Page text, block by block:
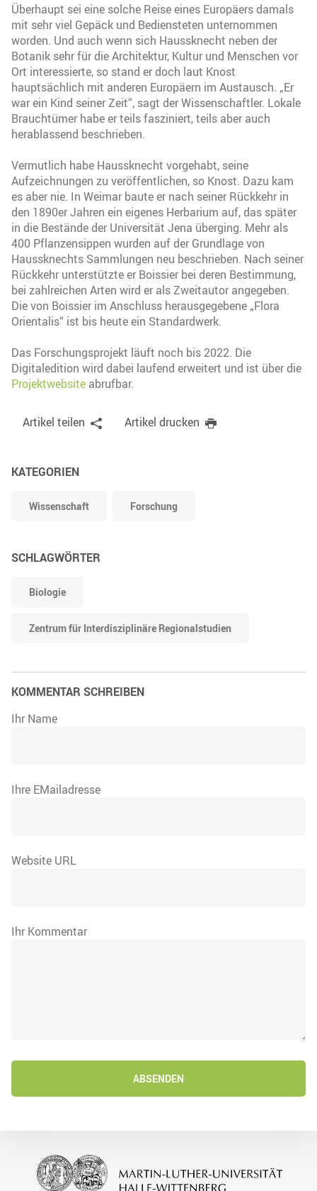
Überhaupt sei eine solche Reise eines Europäers damals
mit sehr viel Gepäck und Bediensteten unternommen
worden. Und auch wenn sich Haussknecht neben der
Botanik sehr für die Architektur, Kultur und Menschen vor
Ort interessierte, so stand er doch laut Knost
hauptsächlich mit anderen Europäern im Austausch. „Er
war ein Kind seiner Zeit“, sagt der Wissenschaftler. Lokale
Brauchtümer habe er teils fasziniert, teils aber auch
herablassend beschrieben.
Vermutlich habe Haussknecht vorgehabt, seine
Aufzeichnungen zu veröffentlichen, so Knost. Dazu kam
es aber nie. In Weimar baute er nach seiner Rückkehr in
den 1890er Jahren ein eigenes Herbarium auf, das später
in die Bestände der Universität Jena überging. Mehr als
400 Pflanzensippen wurden auf der Grundlage von
Haussknechts Sammlungen neu beschrieben. Nach seiner
Rückkehr unterstützte er Boissier bei deren Bestimmung,
bei zahlreichen Arten wird er als Zweitautor angegeben.
Die von Boissier im Anschluss herausgegebene „Flora
Orientalis“ ist bis heute ein Standardwerk.
Das Forschungsprojekt läuft noch bis 2022. Die
Digitaledition wird dabei laufend erweitert und ist über die
Projektwebsite abrufbar.
Artikel teilen Artikel drucken
KATEGORIEN
Wissenschaft Forschung
SCHLAGWÖRTER
Biologie
Zentrum für Interdisziplinäre Regionalstudien
KOMMENTAR SCHREIBEN
Ihr Name
Ihre EMailadresse
Website URL
Ihr Kommentar
ABSENDEN